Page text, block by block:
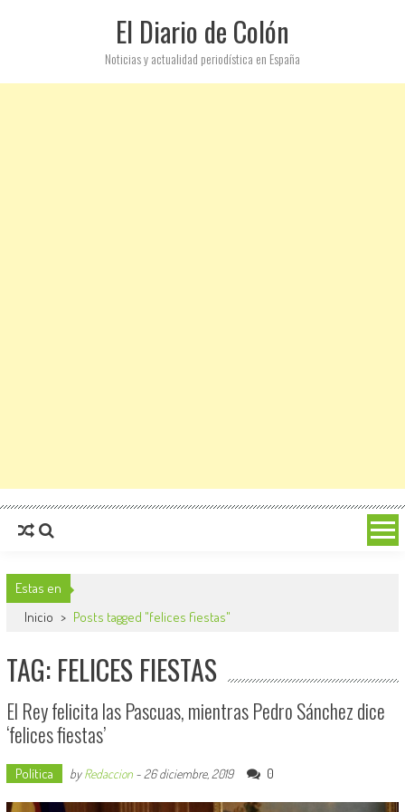
El Diario de Colón
Noticias y actualidad periodística en España
Estas en
Inicio > Posts tagged "felices fiestas"
TAG: FELICES FIESTAS
El Rey felicita las Pascuas, mientras Pedro Sánchez dice
‘felices fiestas’
Política byRedaccion- 26 diciembre, 2019 0